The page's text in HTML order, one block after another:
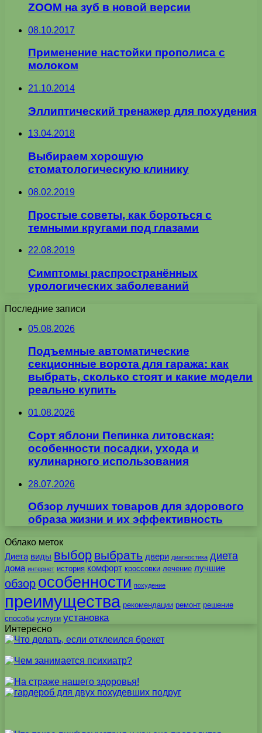
ZOOM на зуб в новой версии
08.10.2017
Применение настойки прополиса с
молоком
21.10.2014
Эллиптический тренажер для похудения
13.04.2018
Выбираем хорошую
стоматологическую клинику
08.02.2019
Простые советы, как бороться с
темными кругами под глазами
22.08.2019
Симптомы распространённых
урологических заболеваний
Последние записи
05.08.2026
Подъемные автоматические
секционные ворота для гаража: как
выбрать, сколько стоят и какие модели
реально купить
01.08.2026
Сорт яблони Пепинка литовская:
особенности посадки, ухода и
кулинарного использования
28.07.2026
Обзор лучших товаров для здорового
образа жизни и их эффективность
Облако меток
Диета виды выбор выбрать двери диагностика диета
дома интернет история комфорт кроссовки лечение лучшие
обзор особенности похудение
преимущества рекомендации ремонт решение
способы услуги установка
Интересно